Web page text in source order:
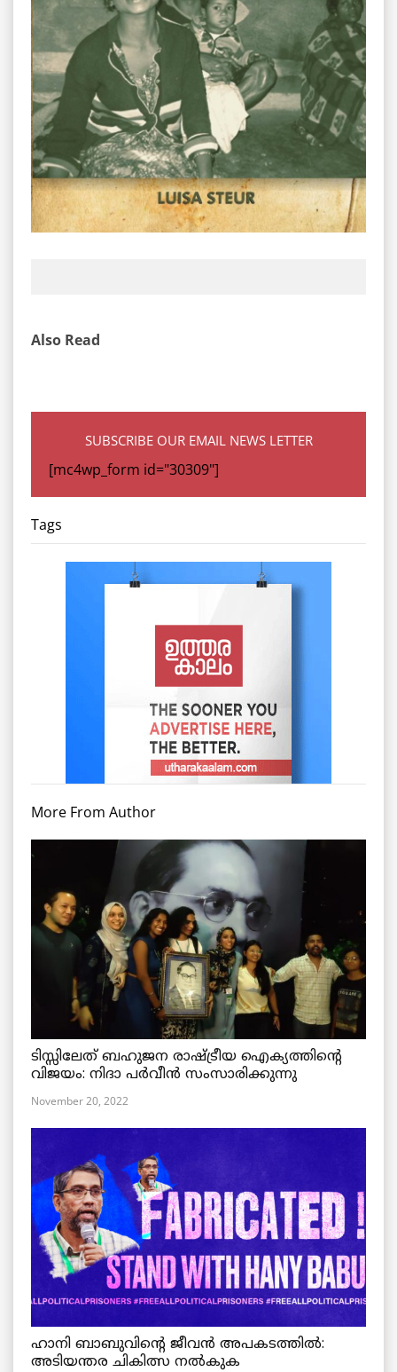
Also Read
SUBSCRIBE OUR EMAIL NEWS LETTER
[mc4wp_form id="30309"]
Tags
More From Author
ടിസ്സിലേത് ബഹുജന രാഷ്ട്രീയ ഐക്യത്തിന്റെ
വിജയം: നിദാ പർവീൻ സംസാരിക്കുന്നു
November 20, 2022
ഹാനി ബാബുവിന്റെ ജീവൻ അപകടത്തിൽ:
അടിയന്തര ചികിത്സ നൽകുക